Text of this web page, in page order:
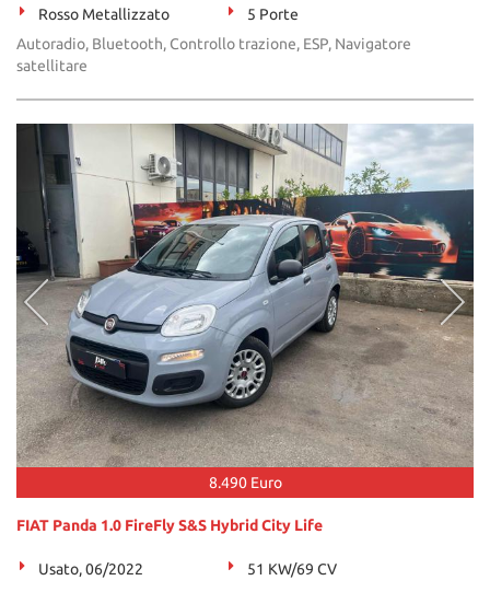
Rosso Metallizzato
5 Porte
Autoradio, Bluetooth, Controllo trazione, ESP, Navigatore
satellitare
8.490 Euro
FIAT Panda 1.0 FireFly S&S Hybrid City Life
Usato, 06/2022
51 KW/69 CV